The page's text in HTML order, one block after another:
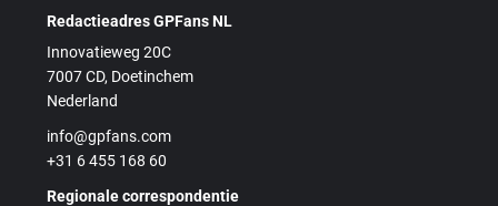
Redactieadres GPFans NL
Innovatieweg 20C
7007 CD, Doetinchem
Nederland
info@gpfans.com
+31 6 455 168 60
Regionale correspondentie